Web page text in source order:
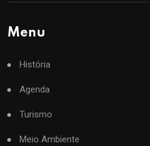
Menu
História
Agenda
Turismo
Meio Ambiente